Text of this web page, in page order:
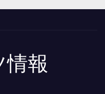
情報